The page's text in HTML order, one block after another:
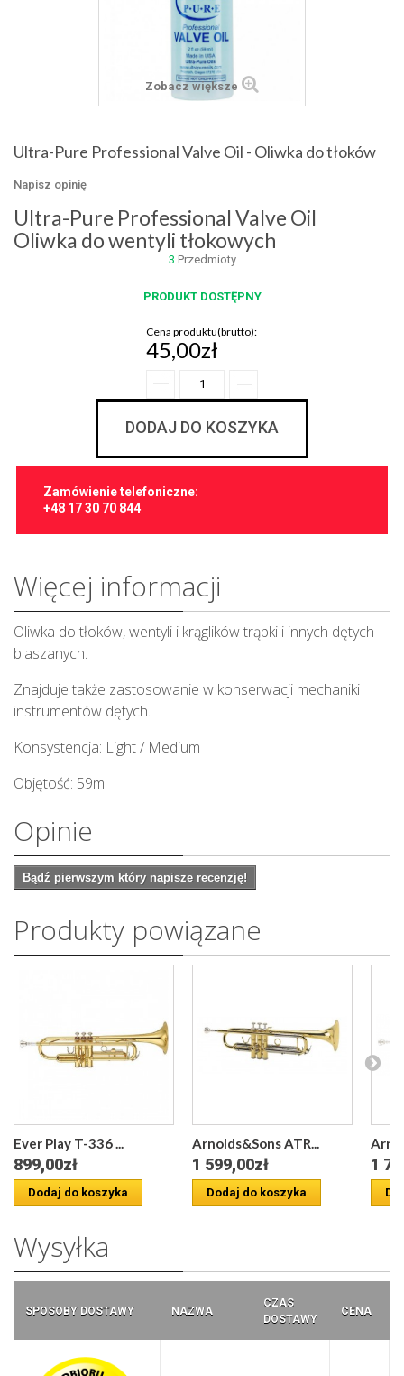
Zobacz większe
Ultra-Pure Professional Valve Oil - Oliwka do tłoków
Napisz opinię
Ultra-Pure Professional Valve Oil
Oliwka do wentyli tłokowych
3 Przedmioty
PRODUKT DOSTĘPNY
Cena produktu(brutto):
45,00zł
DODAJ DO KOSZYKA
Zamówienie telefoniczne:
+48 17 30 70 844
Więcej informacji
Oliwka do tłoków, wentyli i krąglików trąbki i innych dętych
blaszanych.
Znajduje także zastosowanie w konserwacji mechaniki
instrumentów dętych.
Konsystencja: Light / Medium
Objętość: 59ml
Opinie
Bądź pierwszym który napisze recenzję!
Produkty powiązane
Ever Play T-336 ...
899,00zł
Dodaj do koszyka
Arnolds&Sons ATR...
1 599,00zł
Dodaj do koszyka
1
Wysyłka
SPOSOBY DOSTAWY NAZWA
CZAS
DOSTAWY
CENA